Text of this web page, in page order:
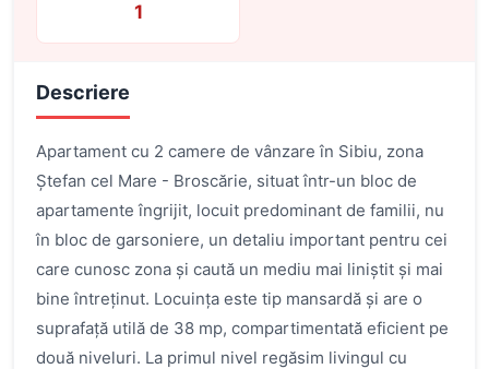
1
Descriere
Apartament cu 2 camere de vânzare în Sibiu, zona
Ștefan cel Mare - Broscărie, situat într-un bloc de
apartamente îngrijit, locuit predominant de familii, nu
în bloc de garsoniere, un detaliu important pentru cei
care cunosc zona și caută un mediu mai liniștit și mai
bine întreținut. Locuința este tip mansardă și are o
suprafață utilă de 38 mp, compartimentată eficient pe
două niveluri. La primul nivel regăsim livingul cu